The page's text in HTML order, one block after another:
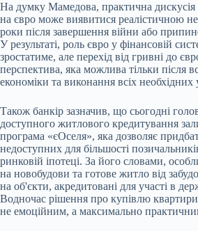
На думку Мамедова, практична дискусія
на євро може виявитися реалістичною
роки після завершення війни або
У результаті, роль євро у фінансовій
зростатиме, але перехід від гривні до
перспектива, яка можлива тільки після
економіки та виконання всіх необхідних
Також банкір зазначив, що сьогодні
доступного житлового кредитування
програма «єОселя», яка дозволяє
недоступних для більшості
ринковій іпотеці. За його словами,
на новобудови та готове житло від
на об'єкти, акредитовані для участі в
Водночас рішення про купівлю
не емоційним, а максимально